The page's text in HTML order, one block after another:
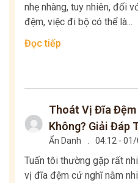
nhẹ nhàng, tuy nhiên, đối
đệm, việc đi bộ có thể là...
Đọc tiếp
Thoát Vị Đĩa Đệm
Không? Giải Đáp
Ẩn Danh 04:12 -
Tuấn tôi thường gặp rất
vị đĩa đệm cứ nghĩ nằm